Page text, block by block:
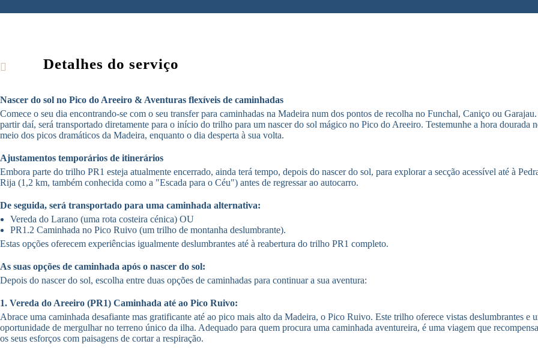
Detalhes do serviço
Nascer do sol no Pico do Areeiro & Aventuras flexíveis de caminhadas
Comece o seu dia encontrando-se com o seu transfer para caminhadas na Madeira num dos pontos de recolha no Funchal, Caniço ou
partir daí, será transportado diretamente para o início do trilho para um nascer do sol mágico no Pico do Areeiro. Testemunhe a hora dourada
meio dos picos dramáticos da Madeira, enquanto o dia desperta à sua volta.
Ajustamentos temporários de itinerários
Embora parte do trilho PR1 esteja atualmente encerrado, ainda terá tempo, depois do nascer do sol, para explorar a secção acessível até à
Rija (1,2 km, também conhecida como a "Escada para o Céu") antes de regressar ao autocarro.
De seguida, será transportado para uma caminhada alternativa:
Vereda do Larano (uma rota costeira cénica) OU
PR1.2 Caminhada no Pico Ruivo (um trilho de montanha deslumbrante).
Estas opções oferecem experiências igualmente deslumbrantes até à reabertura do trilho PR1 completo.
As suas opções de caminhada após o nascer do sol:
Depois do nascer do sol, escolha entre duas opções de caminhadas para continuar a sua aventura:
1. Vereda do Areeiro (PR1) Caminhada até ao Pico Ruivo:
Abrace uma caminhada desafiante mas gratificante até ao pico mais alto da Madeira, o Pico Ruivo. Este trilho oferece vistas deslumbrantes e
oportunidade de mergulhar no terreno único da ilha. Adequado para quem procura uma caminhada aventureira, é uma viagem que recompensa
os seus esforços com paisagens de cortar a respiração.